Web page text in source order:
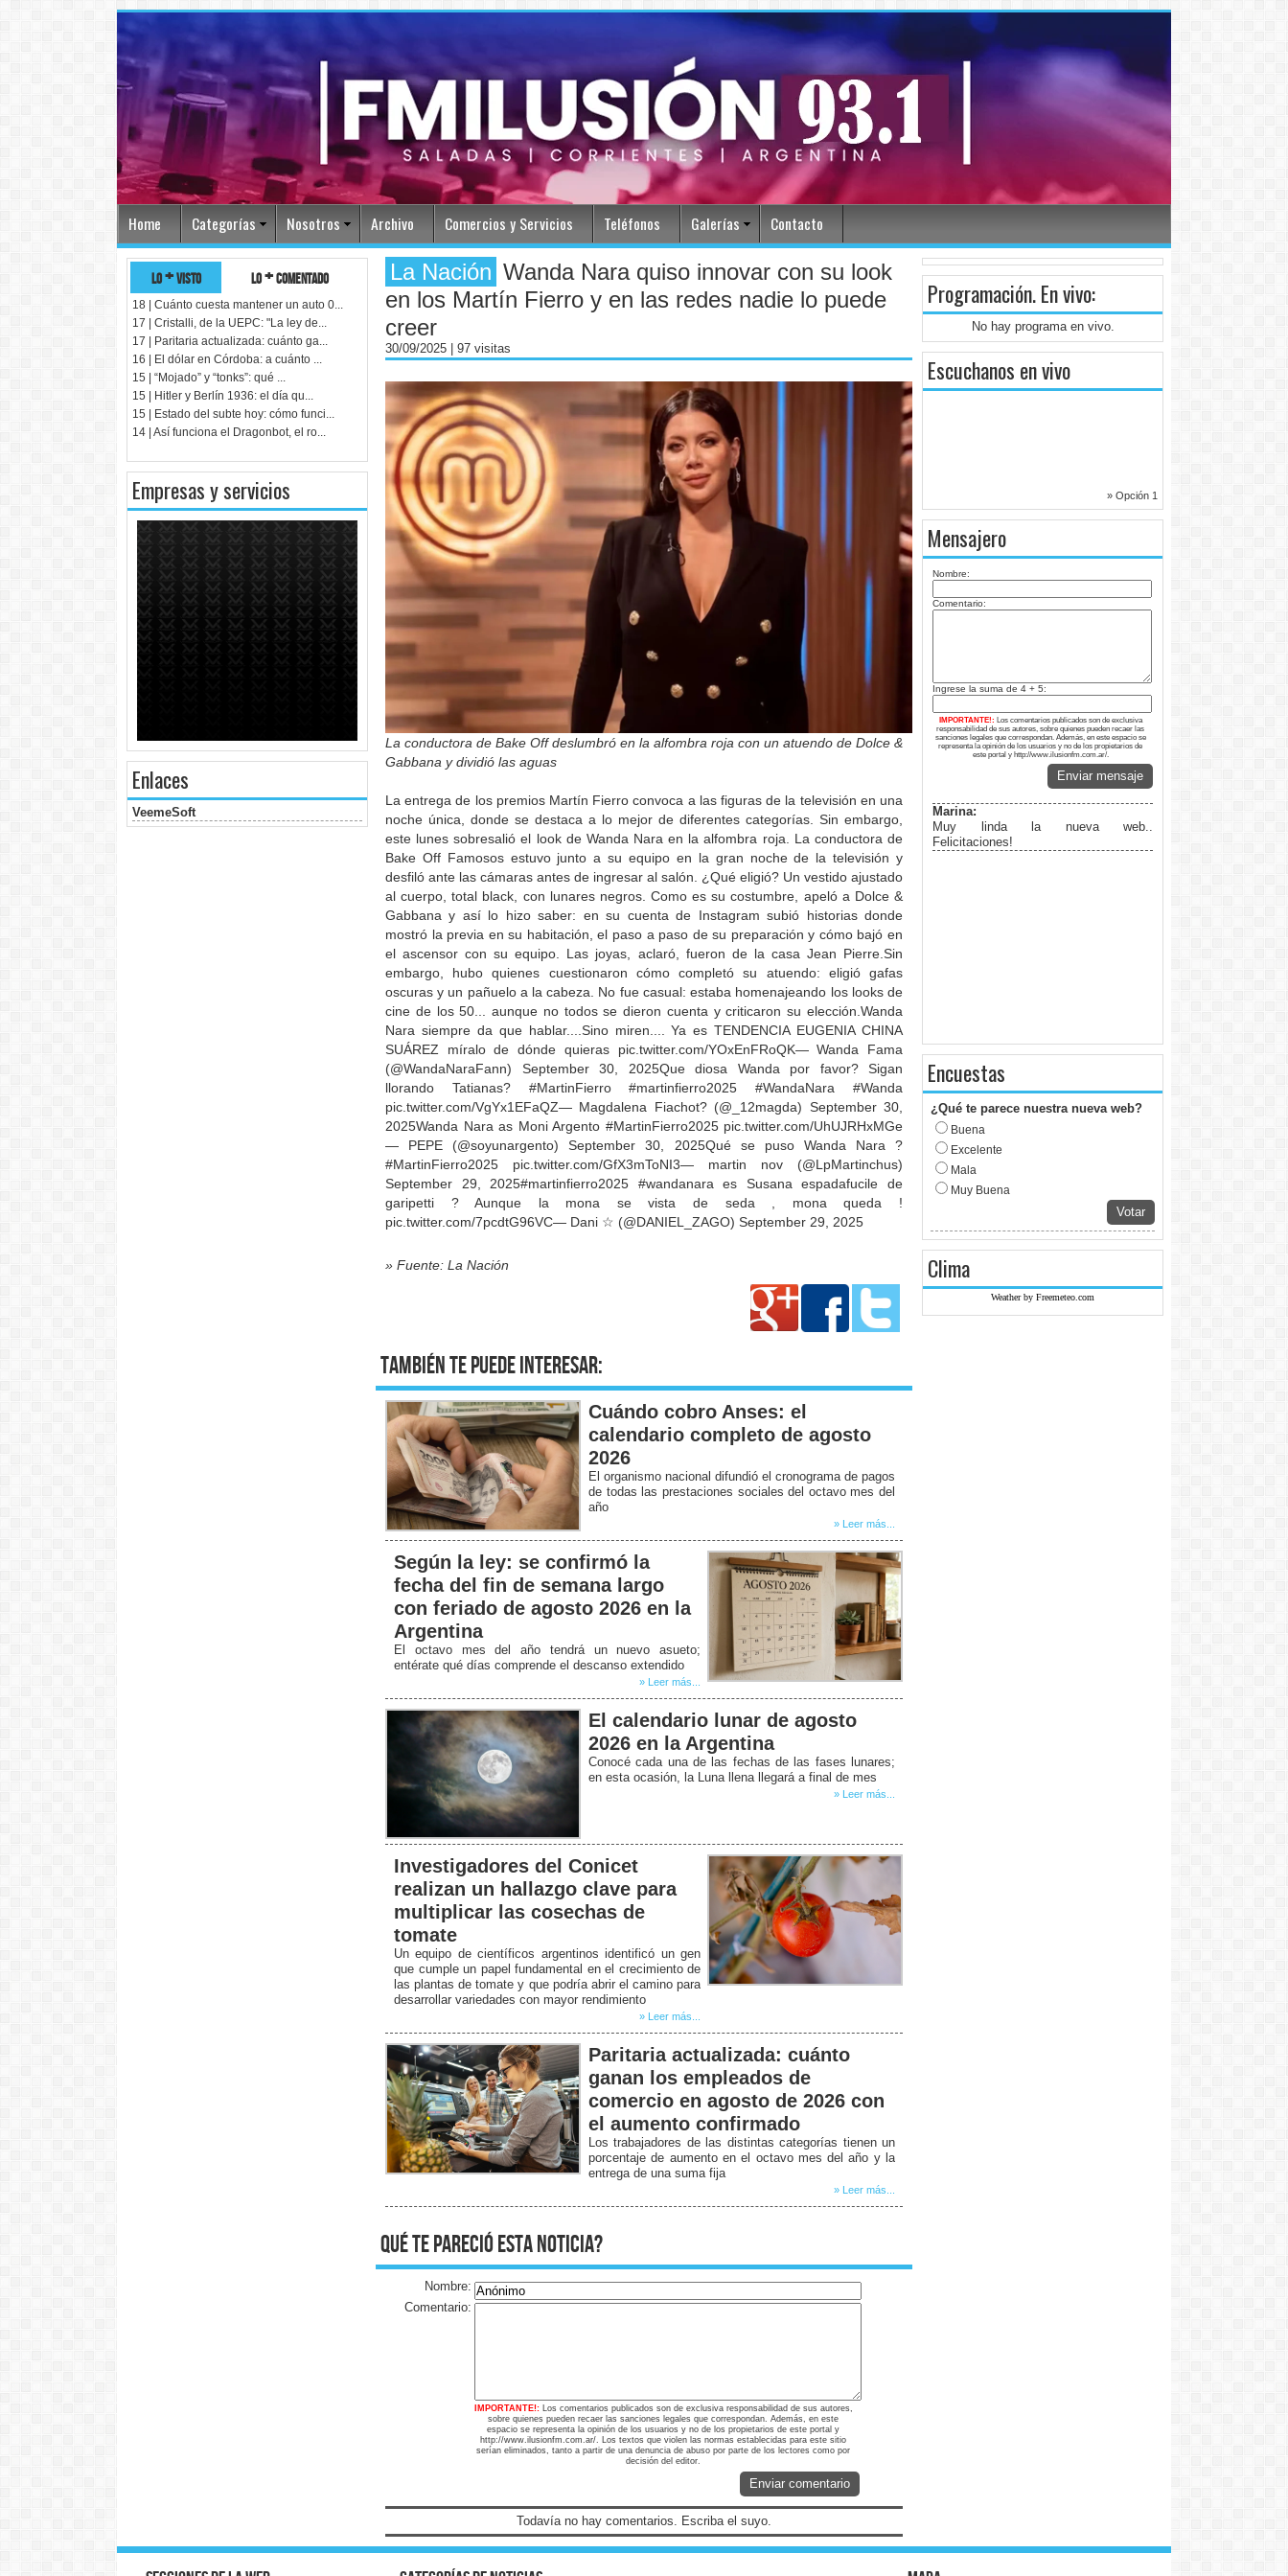
Home Categorías Nosotros Archivo Comercios y Servicios Teléfonos Galerías Contacto
lo + visto lo + comentado
18 | Cuánto cuesta mantener un auto 0...
17 | Cristalli, de la UEPC: "La ley de...
17 | Paritaria actualizada: cuánto ga...
16 | El dólar en Córdoba: a cuánto ...
15 | “Mojado” y “tonks”: qué ...
15 | Hitler y Berlín 1936: el día qu...
15 | Estado del subte hoy: cómo funci...
14 | Así funciona el Dragonbot, el ro...
Empresas y servicios
Enlaces
VeemeSoft
La Nación Wanda Nara quiso innovar con su look
en los Martín Fierro y en las redes nadie lo puede
creer
30/09/2025 | 97 visitas
La conductora de Bake Off deslumbró en la alfombra roja con un atuendo de Dolce &
Gabbana y dividió las aguas
La entrega de los premios Martín Fierro convoca a las figuras de la televisión en una
noche única, donde se destaca a lo mejor de diferentes categorías. Sin embargo,
este lunes sobresalió el look de Wanda Nara en la alfombra roja. La conductora de
Bake Off Famosos estuvo junto a su equipo en la gran noche de la televisión y
desfiló ante las cámaras antes de ingresar al salón. ¿Qué eligió? Un vestido ajustado
al cuerpo, total black, con lunares negros. Como es su costumbre, apeló a Dolce &
Gabbana y así lo hizo saber: en su cuenta de Instagram subió historias donde
mostró la previa en su habitación, el paso a paso de su preparación y cómo bajó en
el ascensor con su equipo. Las joyas, aclaró, fueron de la casa Jean Pierre.Sin
embargo, hubo quienes cuestionaron cómo completó su atuendo: eligió gafas
oscuras y un pañuelo a la cabeza. No fue casual: estaba homenajeando los looks de
cine de los 50... aunque no todos se dieron cuenta y criticaron su elección.Wanda
Nara siempre da que hablar....Sino miren.... Ya es TENDENCIA EUGENIA CHINA
SUÁREZ míralo de dónde quieras pic.twitter.com/YOxEnFRoQK— Wanda Fama
(@WandaNaraFann) September 30, 2025Que diosa Wanda por favor? Sigan
llorando Tatianas? #MartinFierro #martinfierro2025 #WandaNara #Wanda
pic.twitter.com/VgYx1EFaQZ— Magdalena Fiachot? (@_12magda) September 30,
2025Wanda Nara as Moni Argento #MartinFierro2025 pic.twitter.com/UhUJRHxMGe
— PEPE (@soyunargento) September 30, 2025Qué se puso Wanda Nara ?
#MartinFierro2025 pic.twitter.com/GfX3mToNI3— martin nov (@LpMartinchus)
September 29, 2025#martinfierro2025 #wandanara es Susana espadafucile de
garipetti ? Aunque la mona se vista de seda , mona queda !
pic.twitter.com/7pcdtG96VC— Dani ☆ (@DANIEL_ZAGO) September 29, 2025
» Fuente: La Nación
También te puede interesar:
Cuándo cobro Anses: el
calendario completo de agosto
2026
El organismo nacional difundió el cronograma de pagos
de todas las prestaciones sociales del octavo mes del
año
» Leer más...
Según la ley: se confirmó la
fecha del fin de semana largo
con feriado de agosto 2026 en la
Argentina
El octavo mes del año tendrá un nuevo asueto;
entérate qué días comprende el descanso extendido
» Leer más...
El calendario lunar de agosto
2026 en la Argentina
Conocé cada una de las fechas de las fases lunares;
en esta ocasión, la Luna llena llegará a final de mes
» Leer más...
Investigadores del Conicet
realizan un hallazgo clave para
multiplicar las cosechas de
tomate
Un equipo de científicos argentinos identificó un gen
que cumple un papel fundamental en el crecimiento de
las plantas de tomate y que podría abrir el camino para
desarrollar variedades con mayor rendimiento
» Leer más...
Paritaria actualizada: cuánto
ganan los empleados de
comercio en agosto de 2026 con
el aumento confirmado
Los trabajadores de las distintas categorías tienen un
porcentaje de aumento en el octavo mes del año y la
entrega de una suma fija
» Leer más...
qué te pareció esta noticia?
Nombre:
Comentario:
IMPORTANTE!: Los comentarios publicados son de exclusiva responsabilidad de sus autores,
sobre quienes pueden recaer las sanciones legales que correspondan. Además, en este
espacio se representa la opinión de los usuarios y no de los propietarios de este portal y
http://www.ilusionfm.com.ar/. Los textos que violen las normas establecidas para este sitio
serían eliminados, tanto a partir de una denuncia de abuso por parte de los lectores como por
decisión del editor.
Enviar comentario
Todavía no hay comentarios. Escriba el suyo.
Programación. En vivo:
No hay programa en vivo.
Escuchanos en vivo
» Opción 1
Mensajero
Nombre:
Comentario:
Ingrese la suma de 4 + 5:
IMPORTANTE!: Los comentarios publicados son de exclusiva
responsabilidad de sus autores, sobre quienes pueden recaer las
sanciones legales que correspondan. Además, en este espacio se
representa la opinión de los usuarios y no de los propietarios de
este portal y http://www.ilusionfm.com.ar/.
Enviar mensaje
Marina:
Muy linda la nueva web..
Felicitaciones!
Encuestas
¿Qué te parece nuestra nueva web?
Buena
Excelente
Mala
Muy Buena
Votar
Clima
Weather by Freemeteo.com